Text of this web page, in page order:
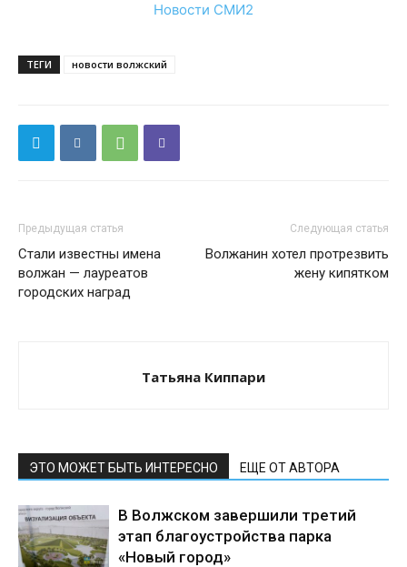
Новости СМИ2
ТЕГИ новости волжский
Предыдущая статья
Стали известны имена
волжан — лауреатов
городских наград
Следующая статья
Волжанин хотел протрезвить
жену кипятком
Татьяна Киппари
ЭТО МОЖЕТ БЫТЬ ИНТЕРЕСНО ЕЩЕ ОТ АВТОРА
В Волжском завершили третий
этап благоустройства парка
«Новый город»